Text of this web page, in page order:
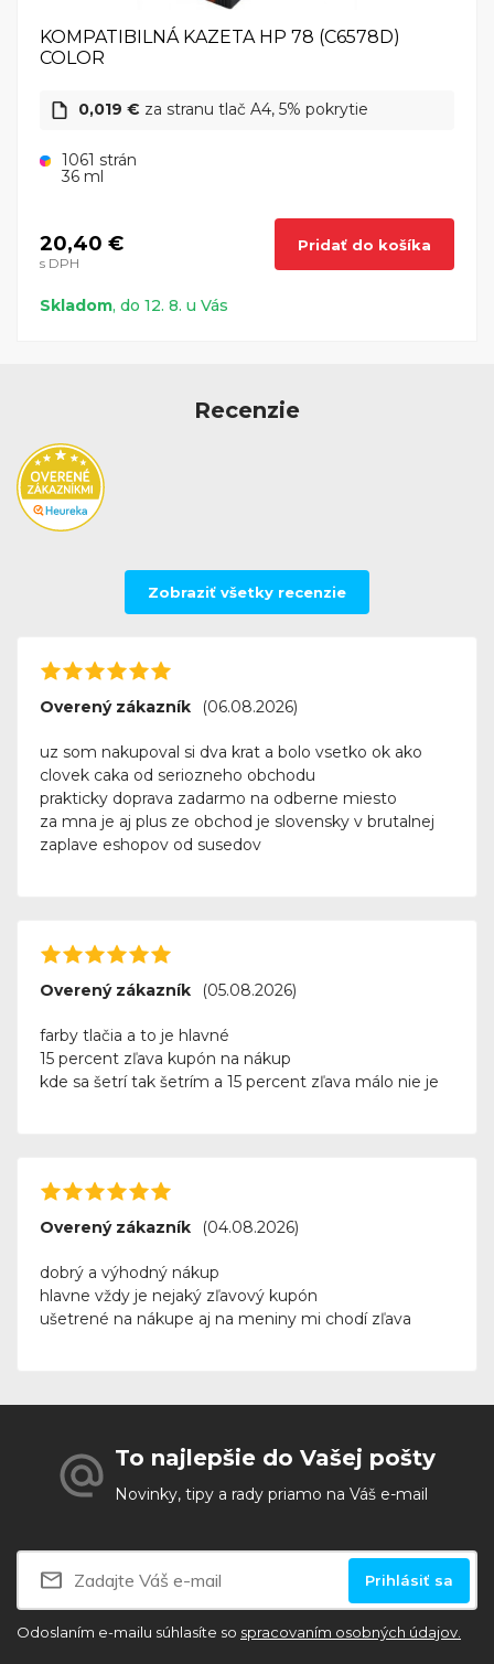
KOMPATIBILNÁ KAZETA HP 78 (C6578D)
COLOR
0,019 € za stranu tlač A4, 5% pokrytie
1061 strán
36 ml
20,40 €
s DPH
Pridať do košíka
Skladom, do 12. 8. u Vás
Recenzie
Zobraziť všetky recenzie
Overený zákazník (06.08.2026)
uz som nakupoval si dva krat a bolo vsetko ok ako
clovek caka od seriozneho obchodu
prakticky doprava zadarmo na odberne miesto
za mna je aj plus ze obchod je slovensky v brutalnej
zaplave eshopov od susedov
Overený zákazník (05.08.2026)
farby tlačia a to je hlavné
15 percent zľava kupón na nákup
kde sa šetrí tak šetrím a 15 percent zľava málo nie je
Overený zákazník (04.08.2026)
dobrý a výhodný nákup
hlavne vždy je nejaký zľavový kupón
ušetrené na nákupe aj na meniny mi chodí zľava
To najlepšie do Vašej pošty
Novinky, tipy a rady priamo na Váš e-mail
Prihlásiť sa
Odoslaním e-mailu súhlasíte so spracovaním osobných údajov.